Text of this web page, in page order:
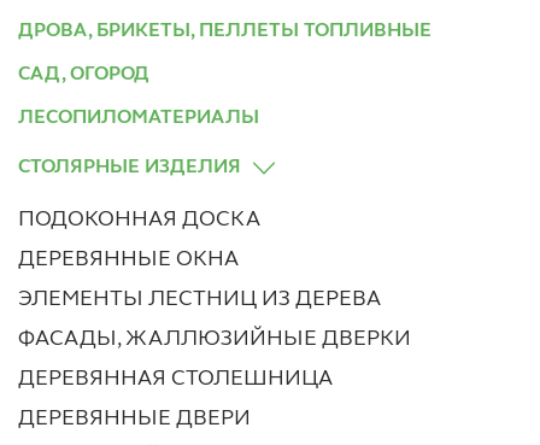
ДРОВА, БРИКЕТЫ, ПЕЛЛЕТЫ ТОПЛИВНЫЕ
САД, ОГОРОД
ЛЕСОПИЛОМАТЕРИАЛЫ
СТОЛЯРНЫЕ ИЗДЕЛИЯ
ПОДОКОННАЯ ДОСКА
ДЕРЕВЯННЫЕ ОКНА
ЭЛЕМЕНТЫ ЛЕСТНИЦ ИЗ ДЕРЕВА
ФАСАДЫ, ЖАЛЛЮЗИЙНЫЕ ДВЕРКИ
ДЕРЕВЯННАЯ СТОЛЕШНИЦА
ДЕРЕВЯННЫЕ ДВЕРИ